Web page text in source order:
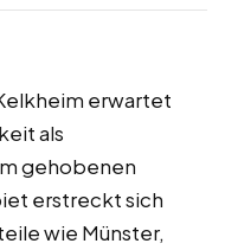
erwartet
als
gehobenen
erstreckt sich
wie Münster,